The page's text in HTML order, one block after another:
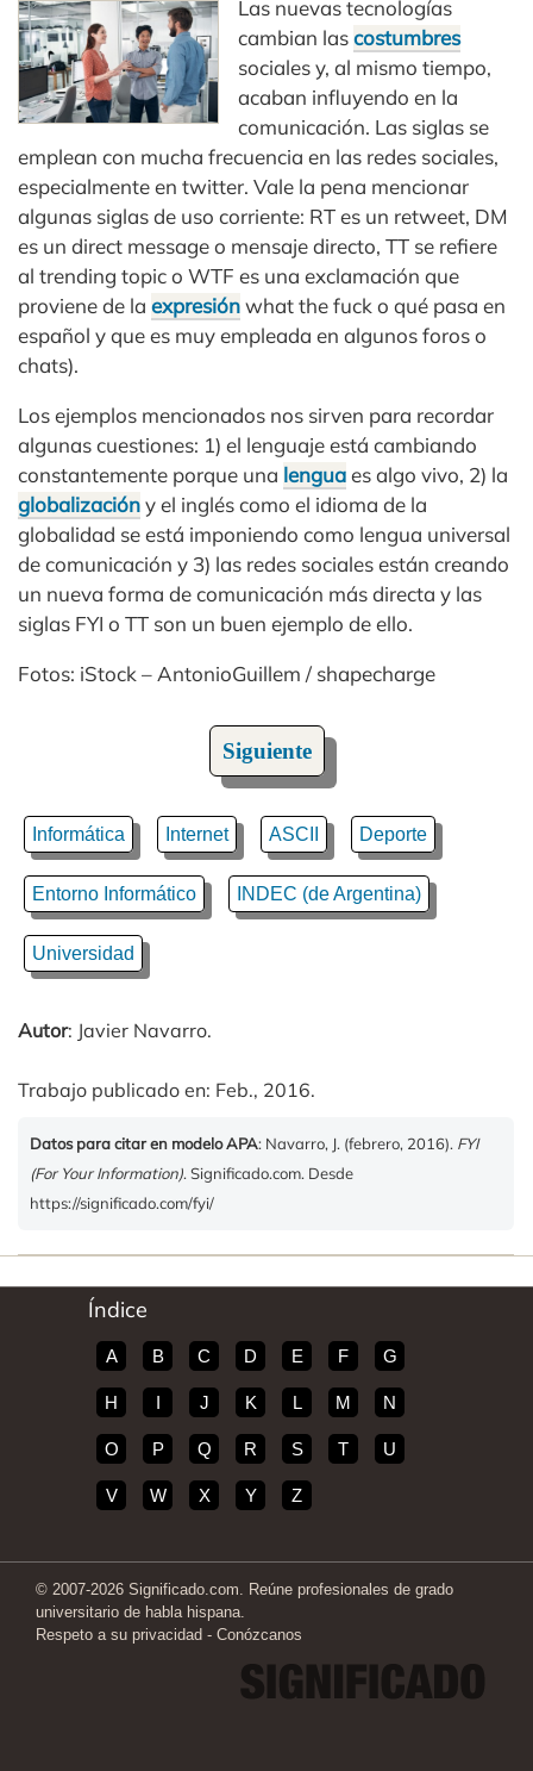
Las nuevas tecnologías
cambian lascostumbres
sociales y, al mismo tiempo,
acaban influyendo en la
comunicación. Las siglas se
emplean con mucha frecuencia en las redes sociales,
especialmente en twitter. Vale la pena mencionar
algunas siglas de uso corriente: RT es un retweet, DM
es un direct message o mensaje directo, TT se refiere
al trending topic o WTF es una exclamación que
proviene de la expresiónwhat the fuck o qué pasa en
español y que es muy empleada en algunos foros o
chats).
Los ejemplos mencionados nos sirven para recordar
algunas cuestiones: 1) el lenguaje está cambiando
constantemente porque una lenguaes algo vivo, 2) la
globalizacióny el inglés como el idioma de la
globalidad se está imponiendo como lengua universal
de comunicación y 3) las redes sociales están creando
un nueva forma de comunicación más directa y las
siglas FYI o TT son un buen ejemplo de ello.
Fotos: iStock – AntonioGuillem / shapecharge
Siguiente
Informática Internet ASCII Deporte
Entorno Informático INDEC (de Argentina)
Universidad
Autor: Javier Navarro.
Trabajo publicado en: Feb., 2016.
Datos para citar en modelo APA: Navarro, J. (febrero, 2016). FYI
(For Your Information). Significado.com. Desde
https://significado.com/fyi/
Índice
A B C D E F G
H I J K L M N
O P Q R S T U
V W X Y Z
© 2007-2026 Significado.com. Reúne profesionales de grado
universitario de habla hispana.
Respeto a su privacidad - Conózcanos